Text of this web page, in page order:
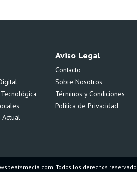
Actual
Aviso Legal
Contacto
Sobre Nosotros
Términos y Condiciones
Política de Privacidad
Todos los derechos